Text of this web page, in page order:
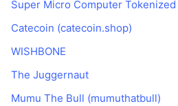
Thịnh hành
Mới
Tiền mã hóa
Tiền điện tử ETF
Bitcoin ETF
Ethereum ETF
CMC Giao thức Ngữ cảnh
x402
Học hỏi
Tin tức
Academy
Super Micro Computer
Catecoin (catecoin.shop)
WISHBONE
The Juggernaut
Mumu The Bull (mumuthatbull)